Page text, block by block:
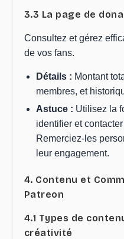
3.3 La page de
Consultez et gérez
de vos fans.
Détails : Montant
membres, et
Astuce : Utilisez la
identifier et
Remerciez-les
leur engagement.
4. Contenu et
Patreon
4.1 Types de
créativité